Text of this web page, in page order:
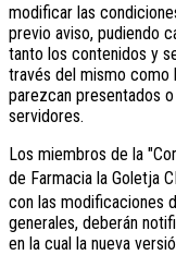
modificar las
previo aviso, pudiendo
tanto los contenidos y
través del mismo como
parezcan presentados
servidores.
Los miembros de la
de Farmacia la Goletja
con las modificaciones
generales, deberán
en la cual la nueva